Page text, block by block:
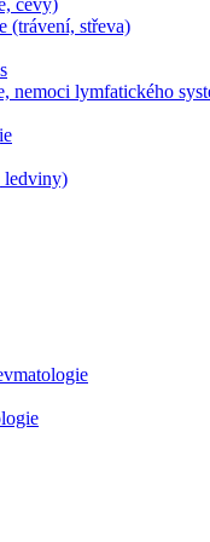
cévy)
(trávení, střeva)
nemoci lymfatického
ledviny)